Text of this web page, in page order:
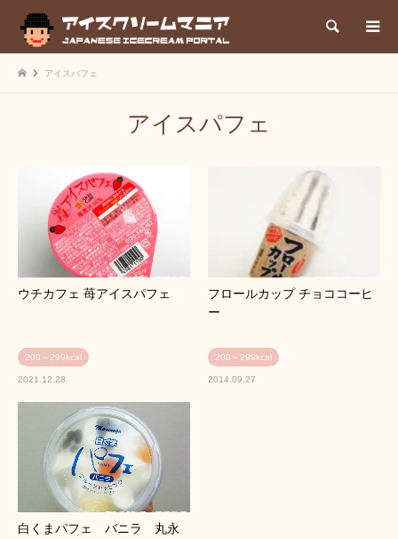
検索
アイスパフェ
アイスパフェ
ウチカフェ 苺アイスパフェ
200～299kcal
2021.12.28
フロールカップ チョココーヒ
ー
200～299kcal
2014.09.27
白くまパフェ バニラ 丸永